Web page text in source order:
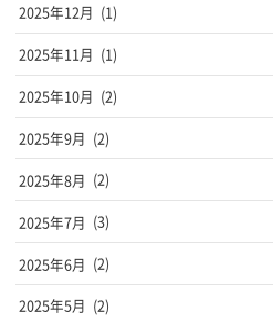
2025年12月 (1)
2025年11月 (1)
2025年10月 (2)
2025年9月 (2)
2025年8月 (2)
2025年7月 (3)
2025年6月 (2)
2025年5月 (2)